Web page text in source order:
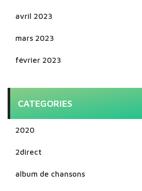
avril 2023
mars 2023
février 2023
CATEGORIES
2020
2direct
album de chansons